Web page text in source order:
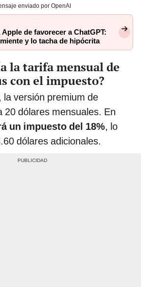
enviado por OpenAI
de favorecer a ChatGPT:
y lo tacha de hipócrita
la tarifa mensual de
con el impuesto?
la versión premium de
20 dólares mensuales. En
un impuesto del 18%, lo
dólares adicionales.